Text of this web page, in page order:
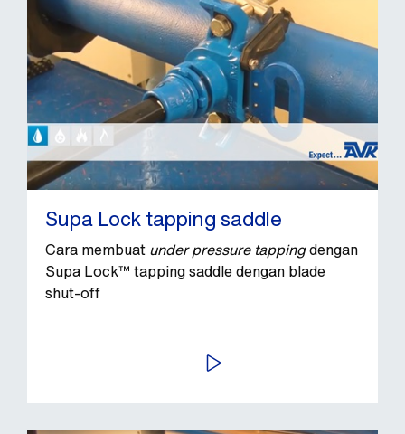
Supa Lock tapping saddle
Cara membuat under pressure tappingdengan
Supa Lock™ tapping saddle dengan blade
shut-off
PUTAR VIDEO